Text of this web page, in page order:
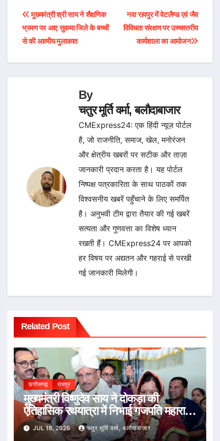
Post
navigation
नवा रायपुर में वेटलैण्ड एवं जैव
विविधता संरक्षण पर उच्चस्तरीय
कार्यशाला का आयोजन
मुख्यमंत्री श्री साय ने शैक्षणिक
भ्रमण पर आए सुकमा जिले के बच्चों
से की आत्मीय मुलाकात
By
चतुर मूर्ति वर्मा, बलौदाबाजार
CMExpress24: एक हिंदी न्यूज़ पोर्टल
है, जो राजनीति, समाज, खेल, मनोरंजन
और क्षेत्रीय खबरों पर सटीक और ताज़ा
जानकारी प्रदान करता है। यह पोर्टल
निष्पक्ष पत्रकारिता के साथ पाठकों तक
विश्वसनीय खबरें पहुँचाने के लिए समर्पित
है। अनुभवी टीम द्वारा तैयार की गई खबरें
सत्यता और गुणवत्ता का विशेष ध्यान
रखती हैं। CMExpress24 पर आपको
हर विषय पर अद्यतन और गहराई से परखी
गई जानकारी मिलेगी।
Related Post
छत्तीसगढ़ रायपुर
मुख्यमंत्री विष्णुदेव साय ने दोकड़ा की
ऐतिहासिक रथयात्रा में निभाई गजपति महाराजा
की परंपरा : भगवान जगन्नाथ का रथ खींचकर
प्रदेशवासियों के सुख, समृद्धि और खुशहाली की
JUL 16, 2026 चतुर मूर्ति वर्मा, बलौदाबाजार